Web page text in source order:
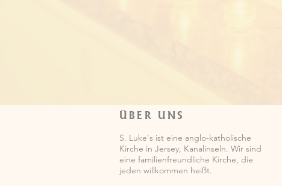
ÜBER UNS
S. Luke's ist eine anglo-katholische
Kirche in Jersey, Kanalinseln. Wir sind
eine familienfreundliche Kirche, die
jeden willkommen heißt.